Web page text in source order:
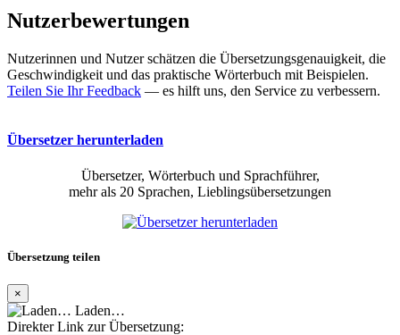
Nutzerbewertungen
Nutzerinnen und Nutzer schätzen die Übersetzungsgenauigkeit, die
Geschwindigkeit und das praktische Wörterbuch mit Beispielen.
Teilen Sie Ihr Feedback — es hilft uns, den Service zu verbessern.
Übersetzer herunterladen
Übersetzer, Wörterbuch und Sprachführer,
mehr als 20 Sprachen, Lieblingsübersetzungen
Übersetzung teilen
×
Laden…
Direkter Link zur Übersetzung: